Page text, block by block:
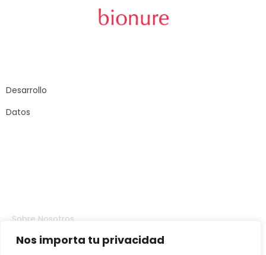
Nos importa tu privacidad
Desarrollo
Datos
Sobre Nosotros
Inversores